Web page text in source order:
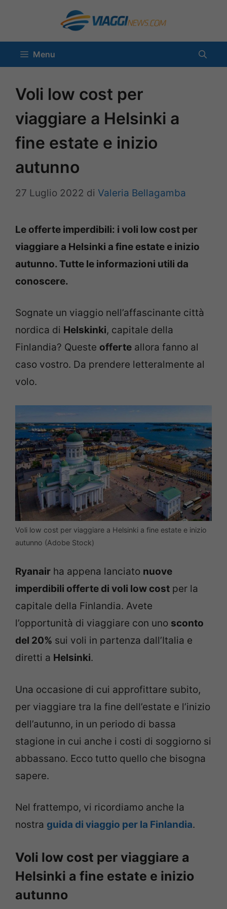
contenuto
Menu
Voli low cost per
viaggiare a Helsinki a
fine estate e inizio
autunno
27 Luglio 2022 di Valeria Bellagamba
Le offerte imperdibili: i voli low cost per
viaggiare a Helsinki a fine estate e inizio
autunno. Tutte le informazioni utili da
conoscere.
Sognate un viaggio nell’affascinante città
nordica di Helskinki, capitale della
Finlandia? Queste offerte allora fanno al
caso vostro. Da prendere letteralmente al
volo.
Voli low cost per viaggiare a Helsinki a fine estate e inizio
autunno (Adobe Stock)
Ryanair ha appena lanciato nuove
imperdibili offerte di voli low cost per la
capitale della Finlandia. Avete
l’opportunità di viaggiare con uno sconto
del 20% sui voli in partenza dall’Italia e
diretti a Helsinki.
Una occasione di cui approfittare subito,
per viaggiare tra la fine dell’estate e l’inizio
dell’autunno, in un periodo di bassa
stagione in cui anche i costi di soggiorno si
abbassano. Ecco tutto quello che bisogna
sapere.
Nel frattempo, vi ricordiamo anche la
nostra guida di viaggio per la Finlandia.
Voli low cost per viaggiare a
Helsinki a fine estate e inizio
autunno